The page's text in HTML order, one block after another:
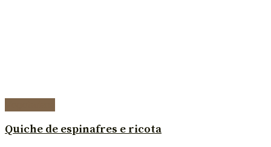
Quiche de espinafres e ricota